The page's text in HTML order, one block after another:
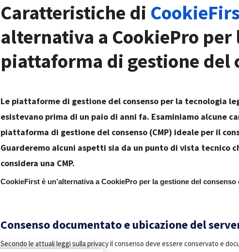
Caratteristiche di
alternativa a CookiePro per
piattaforma di gestione del
Le piattaforme di gestione del consenso per la tecnologia
esistevano prima di un paio di anni fa. Esaminiamo alcune
piattaforma di gestione del consenso (CMP) ideale per il
Guarderemo alcuni aspetti sia da un punto di vista tecnico
considera una CMP.
CookieFirst è un’alternativa a CookiePro per la gestione del consenso
Consenso documentato e ubicazione del
Secondo le attuali leggi sulla privacy il consenso deve essere conservato e